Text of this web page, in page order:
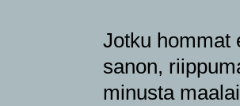
Jotku hommat
sanon,
minusta